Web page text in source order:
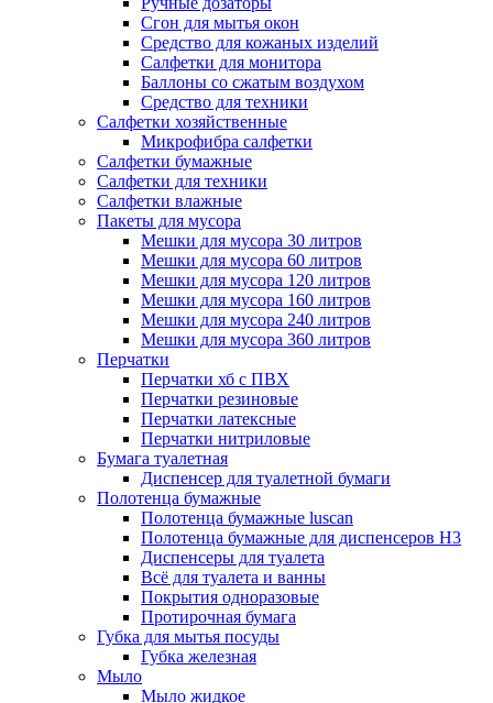
Сгон для мытья окон
Средство для кожаных изделий
Салфетки для монитора
Баллоны со сжатым воздухом
Средство для техники
Салфетки хозяйственные
Микрофибра салфетки
Салфетки бумажные
Салфетки для техники
Салфетки влажные
Пакеты для мусора
Мешки для мусора 30 литров
Мешки для мусора 60 литров
Мешки для мусора 120 литров
Мешки для мусора 160 литров
Мешки для мусора 240 литров
Мешки для мусора 360 литров
Перчатки
Перчатки хб с ПВХ
Перчатки резиновые
Перчатки латексные
Перчатки нитриловые
Бумага туалетная
Диспенсер для туалетной бумаги
Полотенца бумажные
Полотенца бумажные luscan
Полотенца бумажные для диспенсеров H3
Диспенсеры для туалета
Всё для туалета и ванны
Покрытия одноразовые
Протирочная бумага
Губка для мытья посуды
Губка железная
Мыло
Мыло жидкое